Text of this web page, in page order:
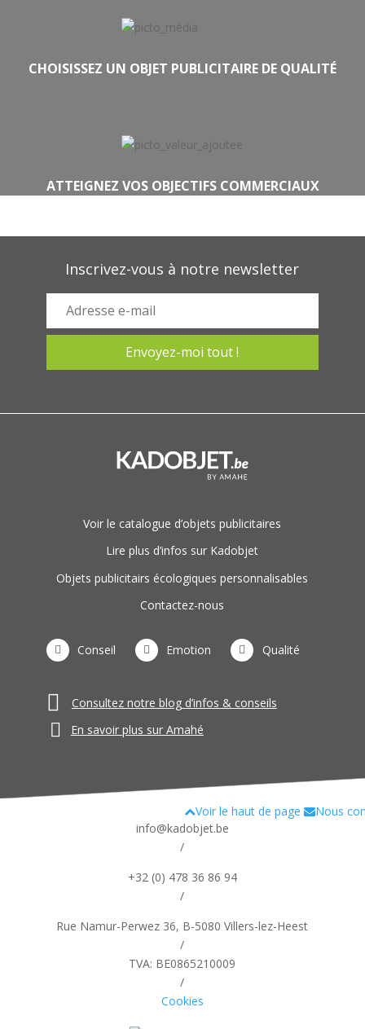
CHOISISSEZ UN OBJET PUBLICITAIRE DE QUALITÉ
ATTEIGNEZ VOS OBJECTIFS COMMERCIAUX
Voir le haut de page Nous
Inscrivez-vous à notre newsletter
Voir le catalogue d’objets publicitaires
Lire plus d’infos sur Kadobjet
Objets publicitairs écologiques personnalisables
Contactez-nous
Conseil Emotion Qualité
Consultez notre blog d’infos & conseils
En savoir plus sur Amahé
info@kadobjet.be
/
+32 (0) 478 36 86 94
/
Rue Namur-Perwez 36, B-5080 Villers-lez-Heest
/
TVA: BE0865210009
/
Cookies